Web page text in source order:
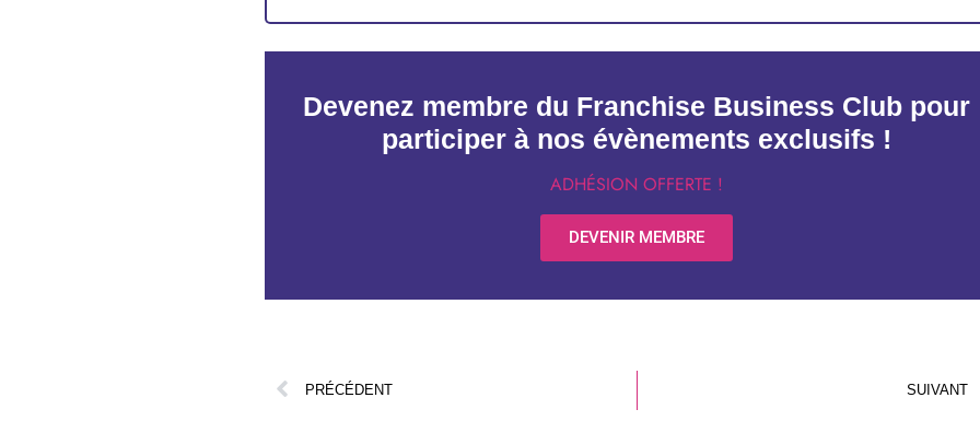
Devenez membre du Franchise Business Club pour
participer à nos évènements exclusifs !
ADHÉSION OFFERTE !
DEVENIR MEMBRE
PRÉCÉDENT SUIVANT